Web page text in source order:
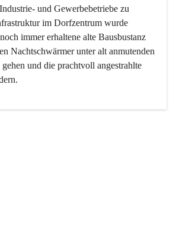
und Gewerbebetriebe zu
im Dorfzentrum wurde
immer erhaltene alte Bausbustanz
Nachtschwärmer unter alt anmutenden
und die prachtvoll angestrahlte
heute nicht mehr, ist aber integrativer